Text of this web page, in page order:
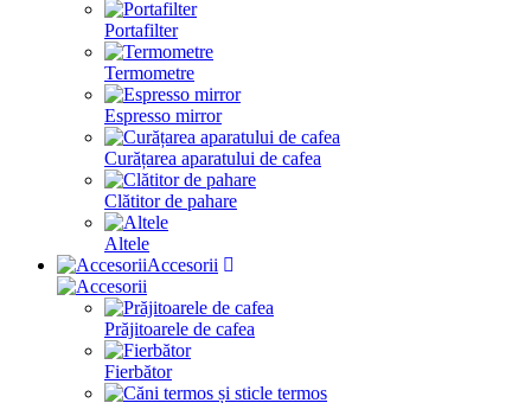
Portafilter
Termometre
Espresso mirror
Curățarea aparatului de cafea
Clătitor de pahare
Altele
Accesorii
Prăjitoarele de cafea
Fierbător